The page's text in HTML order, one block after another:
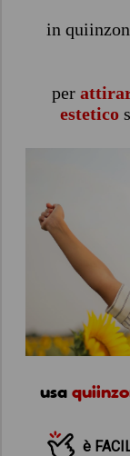
in
per
estetico
usa
è